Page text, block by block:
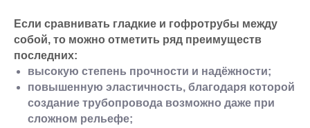
Если сравнивать гладкие и гофротрубы между
собой, то можно отметить ряд преимуществ
последних:
высокую степень прочности и надёжности;
повышенную эластичность, благодаря которой
создание трубопровода возможно даже при
сложном рельефе;